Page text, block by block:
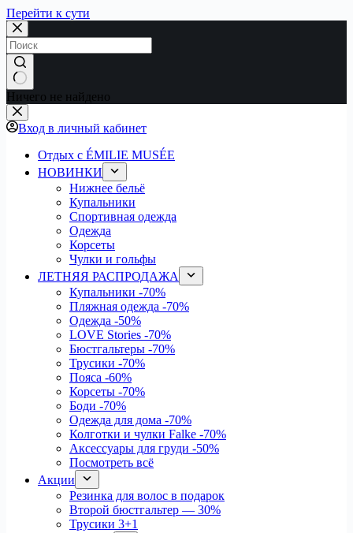
Перейти к сути
Ничего не найдено
Вход в личный кабинет
Отдых с ÉMILIE MUSÉE
НОВИНКИ
Нижнее бельё
Купальники
Спортивная одежда
Одежда
Корсеты
Чулки и гольфы
ЛЕТНЯЯ РАСПРОДАЖА
Купальники -70%
Пляжная одежда -70%
Одежда -50%
LOVE Stories -70%
Бюстгальтеры -70%
Трусики -70%
Пояса -60%
Корсеты -70%
Боди -70%
Одежда для дома -70%
Колготки и чулки Falke -70%
Аксессуары для груди -50%
Посмотреть всё
Акции
Резинка для волос в подарок
Второй бюстгальтер — 30%
Трусики 3+1